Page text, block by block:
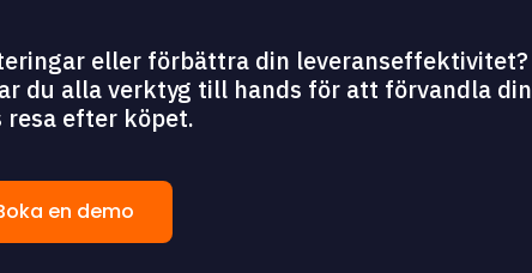
eller förbättra din leveranseffektivitet?
du alla verktyg till hands för att förvandla din
resa efter köpet.
en demo